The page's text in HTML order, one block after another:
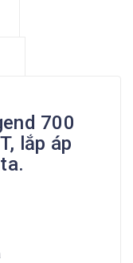
700
lắp áp